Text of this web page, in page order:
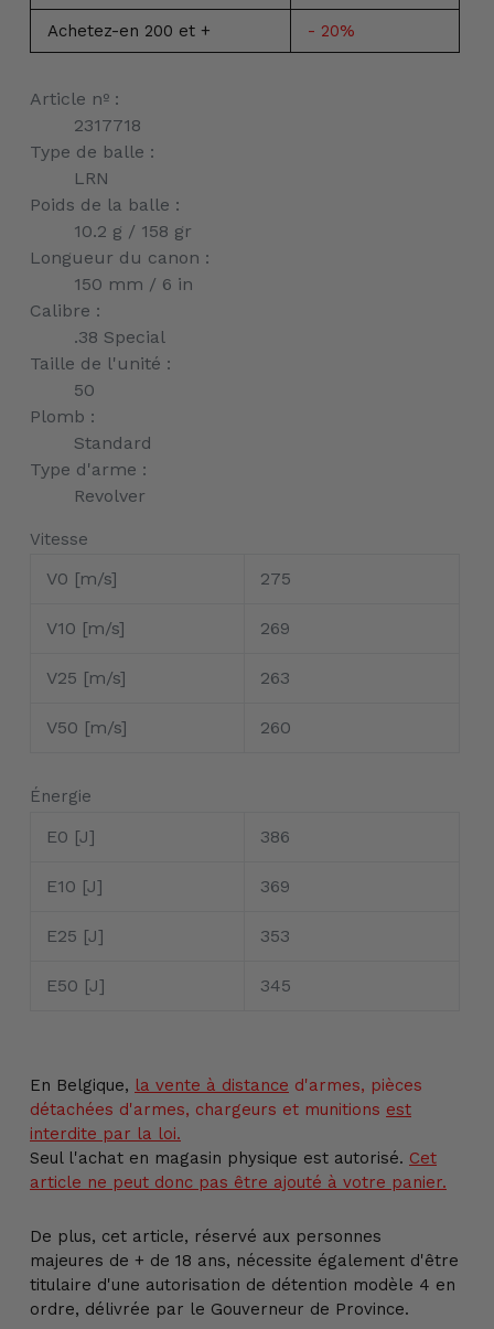
Achetez-en 200 et + - 20%
Ajout
produit
panier
Article nº :
2317718
Type de balle :
LRN
Poids de la balle :
10.2 g / 158 gr
Longueur du canon :
150 mm / 6 in
Calibre :
.38 Special
Taille de l'unité :
50
Plomb :
Standard
Type d'arme :
Revolver
Vitesse
V0 [m/s] 275
V10 [m/s] 269
V25 [m/s] 263
V50 [m/s] 260
Énergie
E0 [J] 386
E10 [J] 369
E25 [J] 353
E50 [J] 345
En Belgique, la vente à distance d'armes, pièces
détachées d'armes, chargeurs et munitions est
interdite par la loi.
Seul l'achat en magasin physique est autorisé. Cet
article ne peut donc pas être ajouté à votre panier.
De plus, cet article, réservé aux personnes
majeures de + de 18 ans, nécessite également d'être
titulaire d'une autorisation de détention modèle 4 en
ordre, délivrée par le Gouverneur de Province.